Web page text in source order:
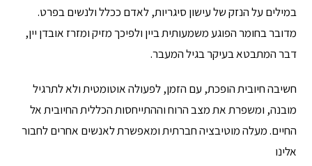
במילים על הנזק של עישון סיגריות, לאדם ככלל ולנשים בפרט.
מדובר בחומר הפוגע משמעותית ביין ולפיכך מזיק ומזרז אובדן יין,
דבר המתבטא בעיקר בגיל המעבר.
חשיבה חיובית הופכת, עם הזמן, לפעולה אוטומטית ולא לתרגיל
מובנה, ומשפרת את מצב הרוח וההתייחסות הכללית החיובית אל
החיים. מעלה מוטיבציה חברתית ומאפשרת לאנשים אחרים לחבור
אלינו